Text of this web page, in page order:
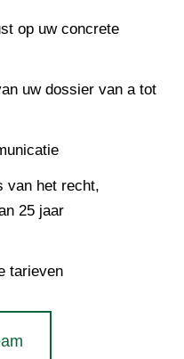
op uw concrete
uw dossier van a tot
van het recht,
25 jaar
tarieven